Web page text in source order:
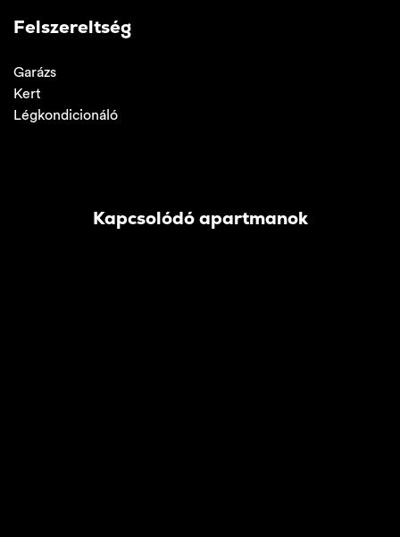
Felszereltség
Garázs
Kert
Légkondicionáló
Kapcsolódó apartmanok